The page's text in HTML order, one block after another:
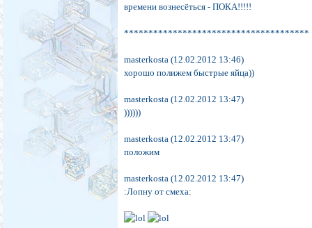
времени вознесёться - ПОКА!!!!!
**************************************
masterkosta (12.02.2012 13:46)
хорошо полижем быстрые яйца))
masterkosta (12.02.2012 13:47)
))))))
masterkosta (12.02.2012 13:47)
положим
masterkosta (12.02.2012 13:47)
:Лопну от смеха: